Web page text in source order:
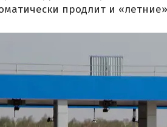
продлит и